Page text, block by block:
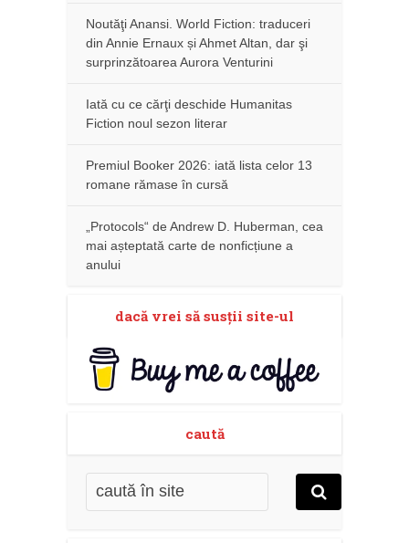
Noutăţi Anansi. World Fiction: traduceri
din Annie Ernaux și Ahmet Altan, dar şi
surprinzătoarea Aurora Venturini
Iată cu ce cărţi deschide Humanitas
Fiction noul sezon literar
Premiul Booker 2026: iată lista celor 13
romane rămase în cursă
„Protocols“ de Andrew D. Huberman, cea
mai așteptată carte de nonficțiune a
anului
dacă vrei să susţii site-ul
caută